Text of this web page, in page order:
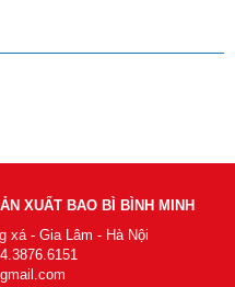
XUẤT BAO BÌ BÌNH MINH
xá - Gia Lâm - Hà Nội